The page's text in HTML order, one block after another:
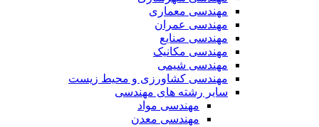
مهندسی معماری
مهندسی عمران
مهندسی صنایع
مهندسی مکانیک
مهندسی شیمی
مهندسی کشاورزی و محیط زیست
سایر رشته های مهندسی
مهندسی مواد
مهندسی معدن